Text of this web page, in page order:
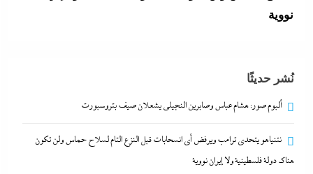
نووية
نُشر حديثًا
ألبوم صور: هشام عباس وصابرين النجيلى يشعلان صيف بتروسبورت
نتنياهو يتحدي ترامب ويرفض أى انسحابات قبل النزع التام لسلاح حماس ولن تكون
هناك دولة فلسطينية ولا إيران نووية